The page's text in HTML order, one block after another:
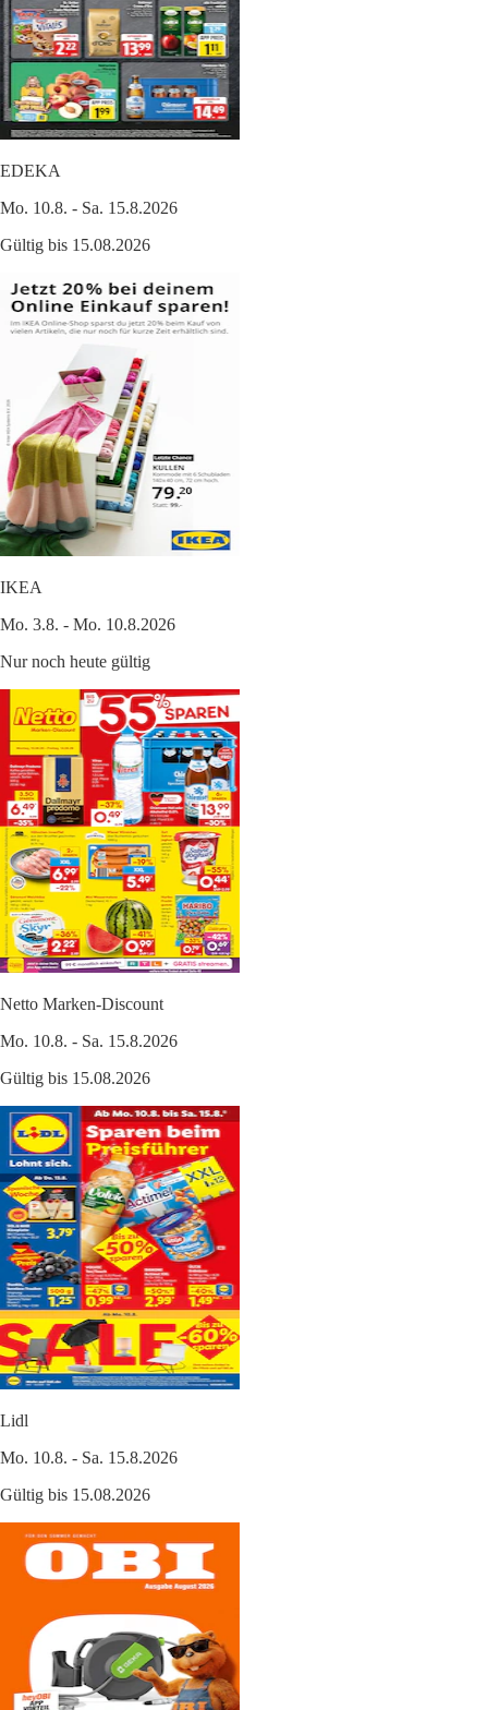
EDEKA
Mo. 10.8. - Sa. 15.8.2026
Gültig bis 15.08.2026
IKEA
Mo. 3.8. - Mo. 10.8.2026
Nur noch heute gültig
Netto Marken-Discount
Mo. 10.8. - Sa. 15.8.2026
Gültig bis 15.08.2026
Lidl
Mo. 10.8. - Sa. 15.8.2026
Gültig bis 15.08.2026